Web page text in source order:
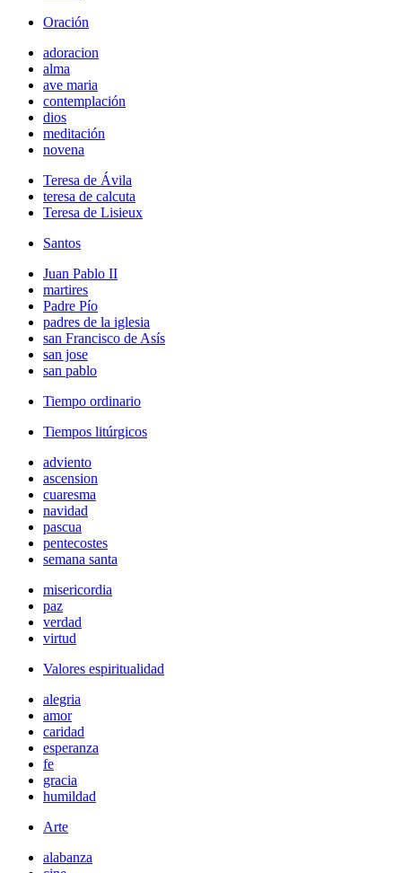
Oración
adoracion
alma
ave maria
contemplación
dios
meditación
novena
Teresa de Ávila
teresa de calcuta
Teresa de Lisieux
Santos
Juan Pablo II
martires
Padre Pío
padres de la iglesia
san Francisco de Asís
san jose
san pablo
Tiempo ordinario
Tiempos litúrgicos
adviento
ascension
cuaresma
navidad
pascua
pentecostes
semana santa
misericordia
paz
verdad
virtud
Valores espiritualidad
alegria
amor
caridad
esperanza
fe
gracia
humildad
Arte
alabanza